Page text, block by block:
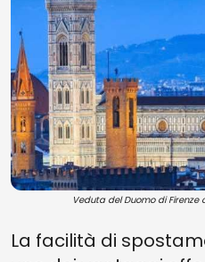
Veduta del Duomo di Firenze
La facilità di